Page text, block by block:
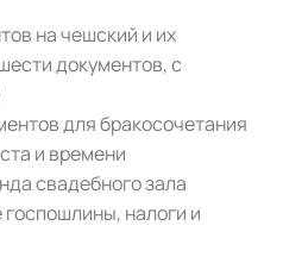
на чешский и их
документов, с
для бракосочетания
и времени
свадебного зала
налоги и